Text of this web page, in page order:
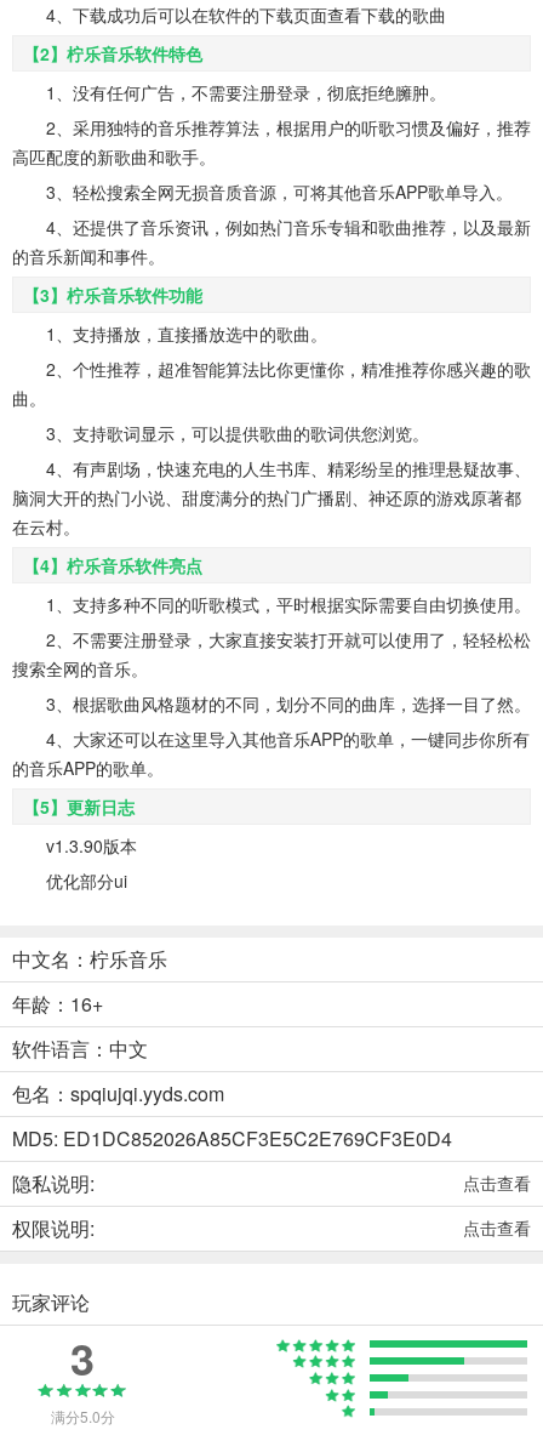
4、下载成功后可以在软件的下载页面查看下载的歌曲
【2】柠乐音乐软件特色
1、没有任何广告，不需要注册登录，彻底拒绝臃肿。
2、采用独特的音乐推荐算法，根据用户的听歌习惯及偏好，推荐
高匹配度的新歌曲和歌手。
3、轻松搜索全网无损音质音源，可将其他音乐APP歌单导入。
4、还提供了音乐资讯，例如热门音乐专辑和歌曲推荐，以及最新
的音乐新闻和事件。
【3】柠乐音乐软件功能
1、支持播放，直接播放选中的歌曲。
2、个性推荐，超准智能算法比你更懂你，精准推荐你感兴趣的歌
曲。
3、支持歌词显示，可以提供歌曲的歌词供您浏览。
4、有声剧场，快速充电的人生书库、精彩纷呈的推理悬疑故事、
脑洞大开的热门小说、甜度满分的热门广播剧、神还原的游戏原著都
在云村。
【4】柠乐音乐软件亮点
1、支持多种不同的听歌模式，平时根据实际需要自由切换使用。
2、不需要注册登录，大家直接安装打开就可以使用了，轻轻松松
搜索全网的音乐。
3、根据歌曲风格题材的不同，划分不同的曲库，选择一目了然。
4、大家还可以在这里导入其他音乐APP的歌单，一键同步你所有
的音乐APP的歌单。
【5】更新日志
v1.3.90版本
优化部分ui
中文名：柠乐音乐
年龄：16+
软件语言：中文
包名：spqiujqi.yyds.com
MD5: ED1DC852026A85CF3E5C2E769CF3E0D4
隐私说明:
点击查看
权限说明: 点击查看
玩家评论
3
满分5.0分